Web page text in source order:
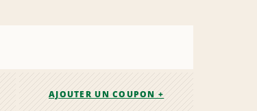
AJOUTER UN COUPON +